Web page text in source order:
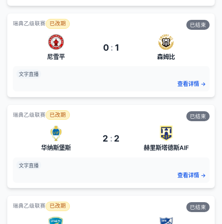
瑞典乙级联赛 已改期 已结束
尼雪平
0 : 1
森姆比
文字直播
查看详情→
瑞典乙级联赛 已改期 已结束
华纳斯堡斯
2 : 2
赫里斯塔德斯AIF
文字直播
查看详情→
瑞典乙级联赛 已改期 已结束